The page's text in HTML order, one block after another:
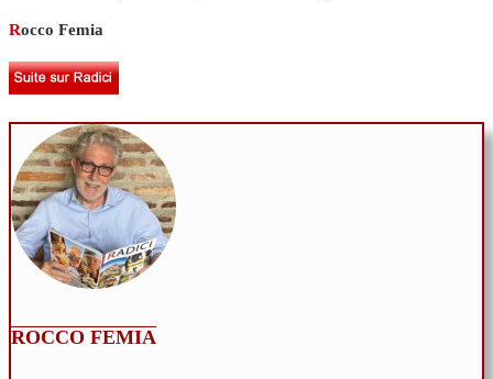
Rocco Femia
ROCCO FEMIA